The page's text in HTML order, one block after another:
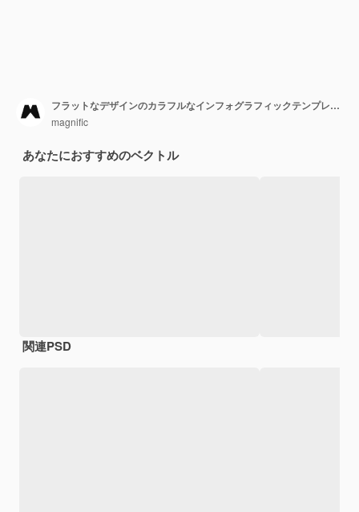
フラットなデザインのカラフルなインフォグラフィックテンプレート
magnific
あなたにおすすめのベクトル
関連PSD